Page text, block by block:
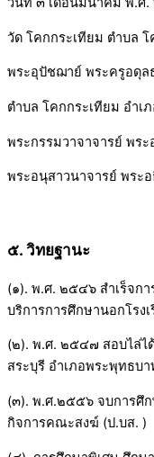
วัด โคกกระเทียม ตำบล
พระอุปัชฌาย์ พระครูอดุล
ตำบล โคกกระเทียม อำเ
พระกรรมวาจาจารย์ พร
พระอนุสาวนาจารย์ พระอ
๕. วิทยฐานะ
(๑). พ.ศ. ๒๕๔๖ สำเร็จก
บริการการศึกษานอกโรง
(๒). พ.ศ. ๒๕๔๗ สอบไล่ไ
สระบุรี อำเภอพระพุทธบ
(๓). พ.ศ.๒๕๕๖ จบการศึ
กิจการคณะสงฆ์ (ป.บส. )